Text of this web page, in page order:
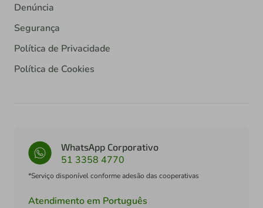
Denúncia
Segurança
Política de Privacidade
Política de Cookies
WhatsApp Corporativo
51 3358 4770
*Serviço disponível conforme adesão das cooperativas
Atendimento em Português